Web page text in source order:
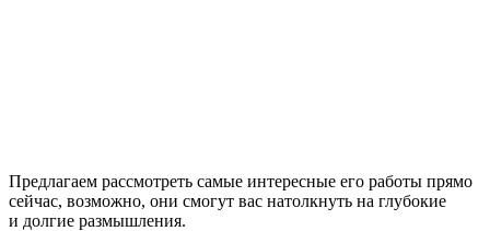
Предлагаем рассмотреть самые интересные его работы прямо
сейчас, возможно, они смогут вас натолкнуть на глубокие
и долгие размышления.